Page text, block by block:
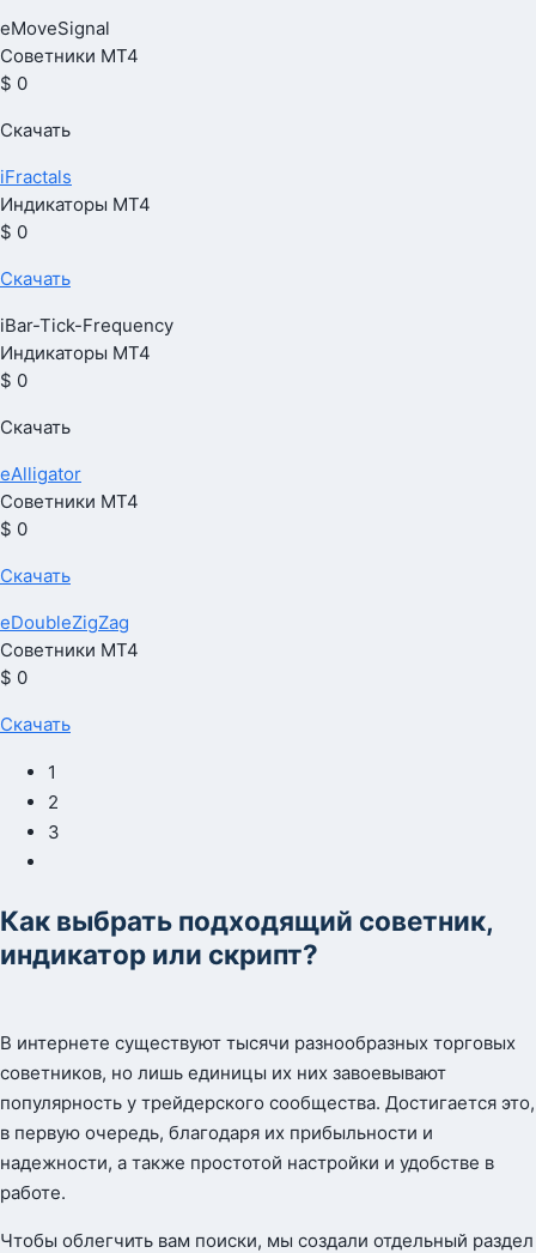
eMoveSignal
Советники МТ4
$ 0
Скачать
iFractals
Индикаторы МТ4
$ 0
Скачать
iBar-Tick-Frequency
Индикаторы МТ4
$ 0
Скачать
eAlligator
Советники МТ4
$ 0
Скачать
eDoubleZigZag
Советники МТ4
$ 0
Скачать
1
2
3
Как выбрать подходящий советник,
индикатор или скрипт?
В интернете существуют тысячи разнообразных торговых
советников, но лишь единицы их них завоевывают
популярность у трейдерского сообщества. Достигается это,
в первую очередь, благодаря их прибыльности и
надежности, а также простотой настройки и удобстве в
работе.
Чтобы облегчить вам поиски, мы создали отдельный раздел